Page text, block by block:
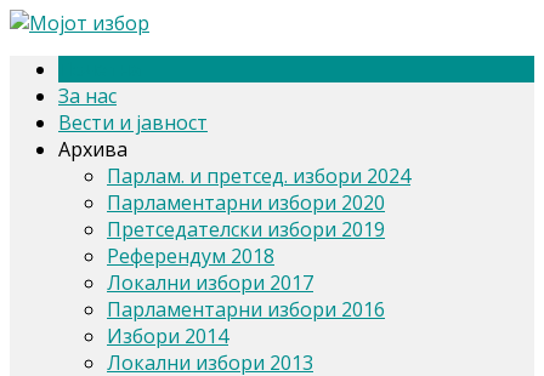
За нас
Вести и јавност
Архива
Парлам. и претсед. избори 2024
Парламентарни избори 2020
Претседателски избори 2019
Референдум 2018
Локални избори 2017
Парламентарни избори 2016
Избори 2014
Локални избори 2013